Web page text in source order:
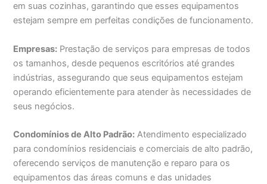
em suas cozinhas, garantindo que esses equipamentos
estejam sempre em perfeitas condições de funcionamento.
Empresas: Prestação de serviços para empresas de todos
os tamanhos, desde pequenos escritórios até grandes
indústrias, assegurando que seus equipamentos estejam
operando eficientemente para atender às necessidades de
seus negócios.
Condomínios de Alto Padrão: Atendimento especializado
para condomínios residenciais e comerciais de alto padrão,
oferecendo serviços de manutenção e reparo para os
equipamentos das áreas comuns e das unidades